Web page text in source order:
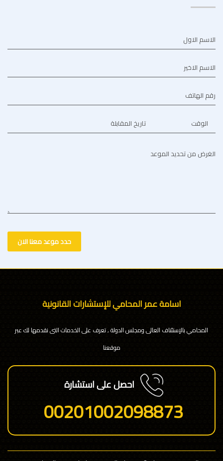
الاسم الاول
الاسم الاخير
رقم الهاتف
تاريخ المقابلة الوقت
الغرض من تحديد الموعد
حدد موعد معنا الان
اسامة عمر المحامي للإستشارات القانونية
المحامي بالإستئناف العالى ومجلس الدولة , تعرف على الخدمات التى نقدمها لك عبر
موقعنا
احصل على استشارة
00201002098873